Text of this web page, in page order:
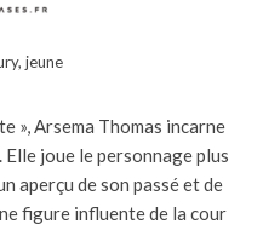
jeune
», Arsema Thomas incarne
joue le personnage plus
aperçu de son passé et de
figure influente de la cour